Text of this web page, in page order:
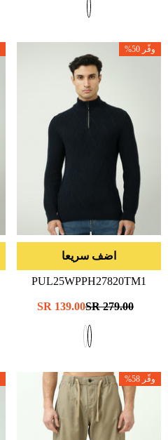
وفّر 50%
اضف سريعا
PUL25WPPH27820TM1
سعر
279.00 SR
سعر
البيع
139.00 SR
وفّر 58%